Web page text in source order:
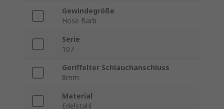
Gewindegröße
Hose Barb
Serie
107
Geriffelter Schlauchanschluss
8mm
Material
Edelstahl